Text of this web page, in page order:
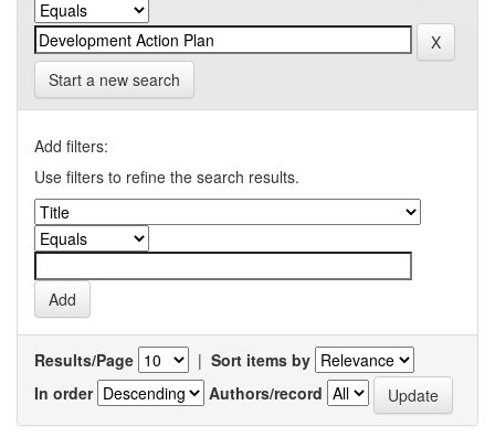
Start a new search
Add filters:
Use filters to refine the search results.
Results/Page | Sort items by
In order
Authors/record